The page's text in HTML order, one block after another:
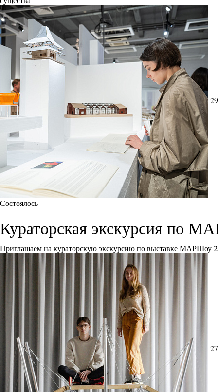
Состоялось
Кураторская экскурсия по
Приглашаем на кураторскую экскурсию по выставке МАРШоу